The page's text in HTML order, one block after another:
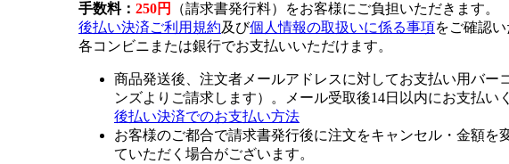
手数料： 250円
（請求書発行料）をお客様にご負担いただきます。
後払い決済ご利用規約及び個人情報の取扱いに係る事項をご確認
各コンビニまたは銀行でお支払いいただけます。
商品発送後、注文者メールアドレスに対してお支払い用バ
ンズよりご請求します）。メール受取後14日以内にお支払い
後払い決済でのお支払い方法
お客様のご都合で請求書発行後に注文をキャンセル・金額
ていただく場合がございます。